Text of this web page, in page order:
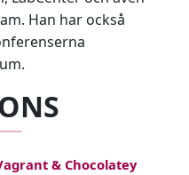
Han har också
& Chocolatey